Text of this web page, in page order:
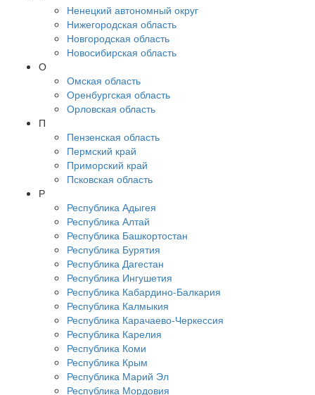
Ненецкий автономный округ
Нижегородская область
Новгородская область
Новосибирская область
О
Омская область
Оренбургская область
Орловская область
П
Пензенская область
Пермский край
Приморский край
Псковская область
Р
Республика Адыгея
Республика Алтай
Республика Башкортостан
Республика Бурятия
Республика Дагестан
Республика Ингушетия
Республика Кабардино-Балкария
Республика Калмыкия
Республика Карачаево-Черкессия
Республика Карелия
Республика Коми
Республика Крым
Республика Марий Эл
Республика Мордовия